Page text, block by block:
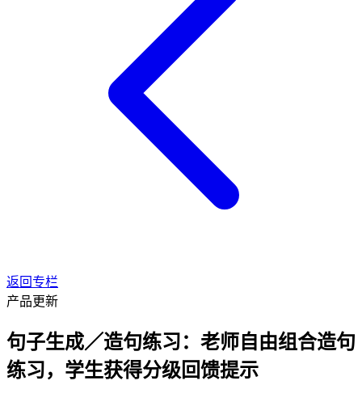
返回专栏
产品更新
句子生成／造句练习：老师自由组合造句
练习，学生获得分级回馈提示